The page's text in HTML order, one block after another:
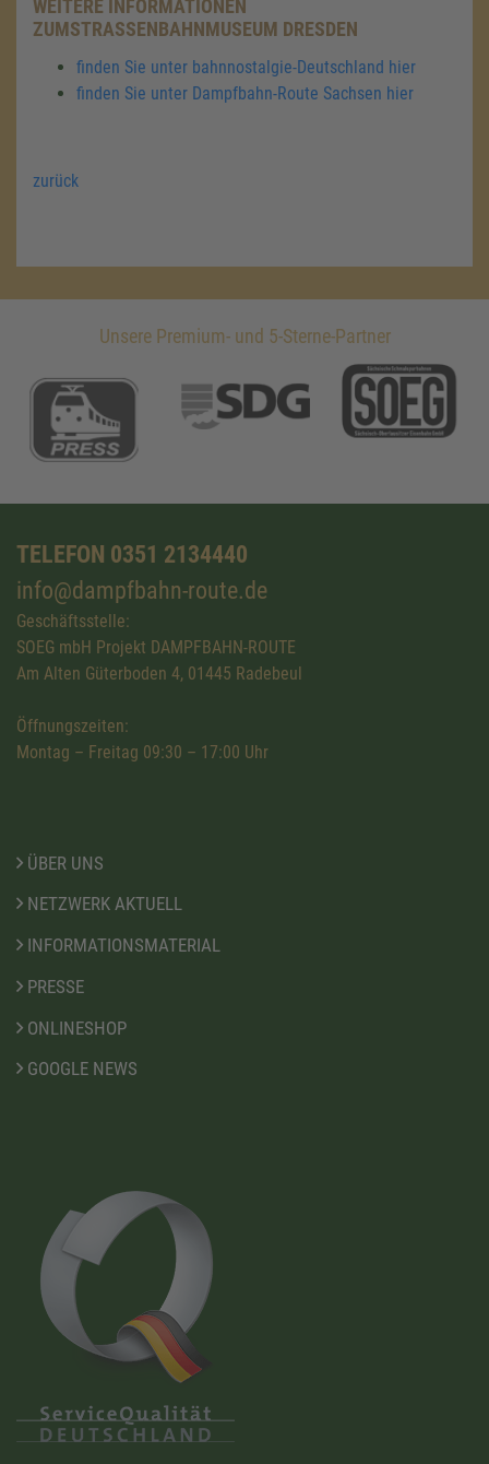
WEITERE INFORMATIONEN
ZUMSTRASSENBAHNMUSEUM DRESDEN
finden Sie unter bahnnostalgie-Deutschland hier
finden Sie unter Dampfbahn-Route Sachsen hier
zurück
Unsere Premium- und 5-Sterne-Partner
TELEFON 0351 2134440
info@dampfbahn-route.de
Geschäftsstelle:
SOEG mbH Projekt DAMPFBAHN-ROUTE
Am Alten Güterboden 4, 01445 Radebeul
Öffnungszeiten:
Montag – Freitag 09:30 – 17:00 Uhr
ÜBER UNS
NETZWERK AKTUELL
INFORMATIONSMATERIAL
PRESSE
ONLINESHOP
GOOGLE NEWS